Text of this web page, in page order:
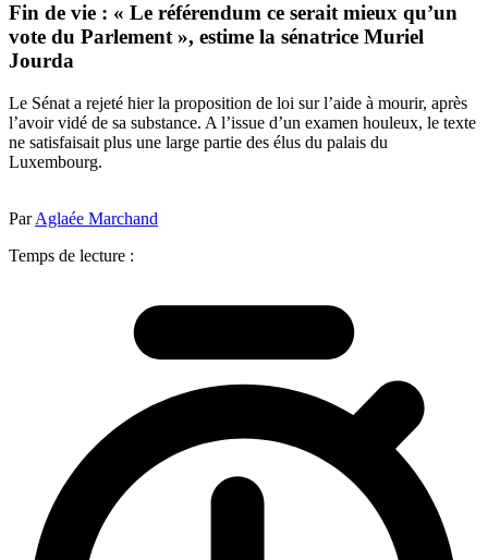
Fin de vie : « Le référendum ce serait mieux qu’un
vote du Parlement », estime la sénatrice Muriel
Jourda
Le Sénat a rejeté hier la proposition de loi sur l’aide à mourir, après
l’avoir vidé de sa substance. A l’issue d’un examen houleux, le texte
ne satisfaisait plus une large partie des élus du palais du
Luxembourg.
ParAglaée Marchand
Temps de lecture :